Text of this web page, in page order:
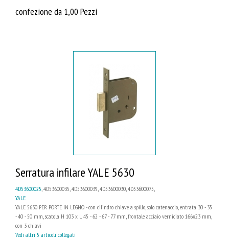
confezione da 1,00 Pezzi
Serratura infilare YALE 5630
4D53600025, 4D53600035, 4D53600039, 4D53600030, 4D53600075,
YALE
YALE 5630 PER PORTE IN LEGNO - con cilindro chiave a spillo, solo catenaccio, entrata 30 - 35
- 40 - 50 mm, scatola H 103 x L 45 - 62 - 67 - 77 mm, frontale acciaio verniciato 166x23 mm,
con 3 chiavi
Vedi altri 5 articoli collegati